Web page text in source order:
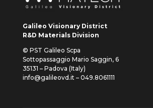
Galileo Visionary District
R&D Materials Division
© PST Galileo Scpa
Sottopassaggio Mario Saggin, 6
35131 – Padova (Italy)
info@galileovd.it – 049.8061111